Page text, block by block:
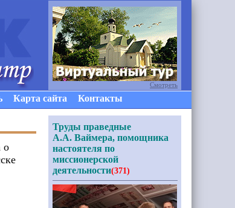
Карта сайта Контакты
о
Смотреть
Труды праведные
А.А. Ваймера, помощника
настоятеля по
миссионерской
деятельности(371)